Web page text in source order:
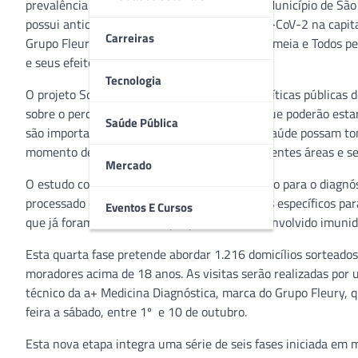
Carreiras
Tecnologia
Saúde Pública
Mercado
Eventos E Cursos
prevalência da infecção por SARS-CoV-2 no Município de
possui anticorpos contra o Coronavírus SARS-CoV-2 na
Grupo Fleury, IBOPE Inteligência, Instituto Semeia e Todos
e seus efeitos sobre a sociedade brasileira.
O projeto SoroEpi MSP pretende subsidiar políticas
sobre o percentual de pessoas já infectadas que poderão
são importantes para que as autoridades de saúde possam
momento de retomada de atividades em diferentes áreas e
O estudo consiste em aplicar o teste sorológico para o
processado e usado na detecção de anticorpos específicos
que já foram infectadas e que podem ter desenvolvido
Esta quarta fase pretende abordar 1.216 domicílios
moradores acima de 18 anos. As visitas serão realizadas
técnico da a+ Medicina Diagnóstica, marca do Grupo
feira a sábado, entre 1º e 10 de outubro.
Esta nova etapa integra uma série de seis fases iniciada em